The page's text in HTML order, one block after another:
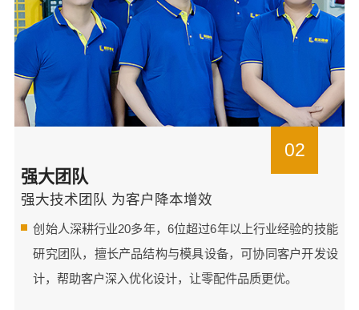
02
强大团队
强大技术团队 为客户降本增效
创始人深耕行业20多年，6位超过6年以上行业经验的技能
研究团队，擅长产品结构与模具设备，可协同客户开发设
计，帮助客户深入优化设计，让零配件品质更优。